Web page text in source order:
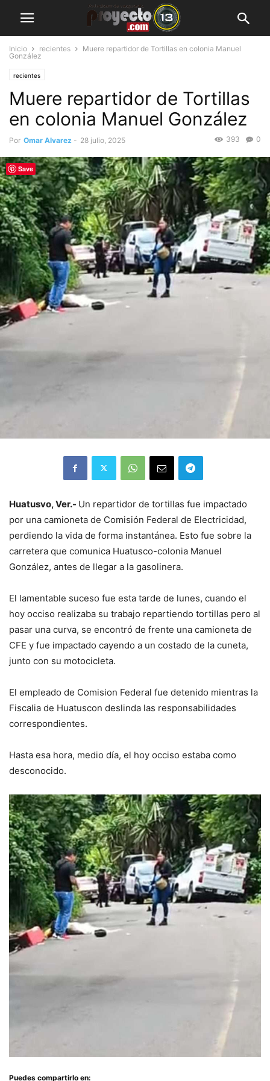
Inicio recientes
Muere repartidor de Tortillas en colonia Manuel
González
recientes
Muere repartidor de Tortillas
en colonia Manuel González
Por Omar Alvarez - 28 julio, 2025 0
393
Huatusvo, Ver.- Un repartidor de tortillas fue impactado
por una camioneta de Comisión Federal de Electricidad,
perdiendo la vida de forma instantánea. Esto fue sobre la
carretera que comunica Huatusco-colonia Manuel
González, antes de llegar a la gasolinera.
El lamentable suceso fue esta tarde de lunes, cuando el
hoy occiso realizaba su trabajo repartiendo tortillas pero al
pasar una curva, se encontró de frente una camioneta de
CFE y fue impactado cayendo a un costado de la cuneta,
junto con su motocicleta.
El empleado de Comision Federal fue detenido mientras la
Fiscalia de Huatuscon deslinda las responsabilidades
correspondientes.
Hasta esa hora, medio día, el hoy occiso estaba como
desconocido.
Puedes compartirlo en:
Save